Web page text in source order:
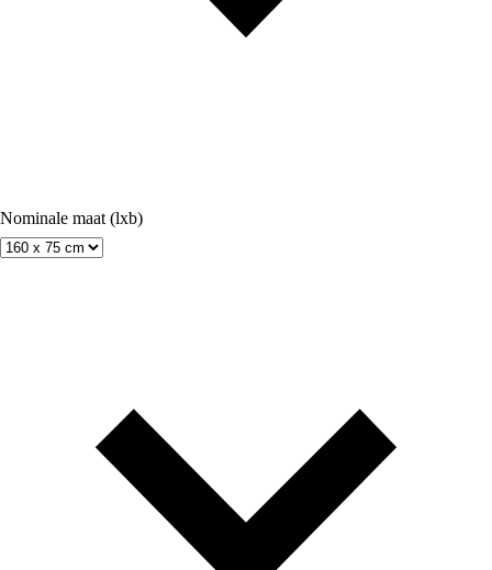
Nominale maat (lxb)